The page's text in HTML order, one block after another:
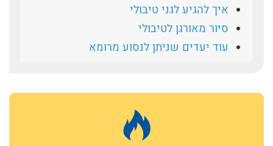
איך להגיע לגני טיבולי
סיור מאורגן לטיבולי
עוד יעדים שניתן לנסוע מרומא